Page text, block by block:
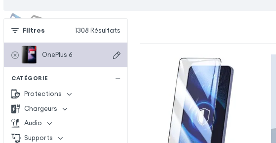
Filtres 1308 Résultats
OnePlus 6
CATÉGORIE
Protections
Chargeurs
Audio
Supports